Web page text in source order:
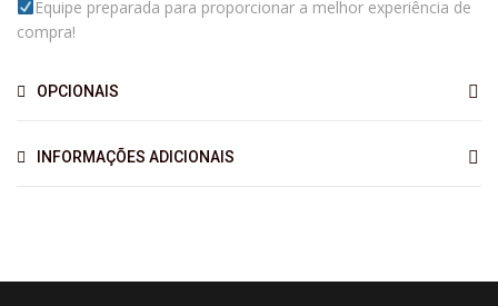
Equipe preparada para proporcionar a melhor experiência de
compra!
OPCIONAIS
INFORMAÇÕES ADICIONAIS